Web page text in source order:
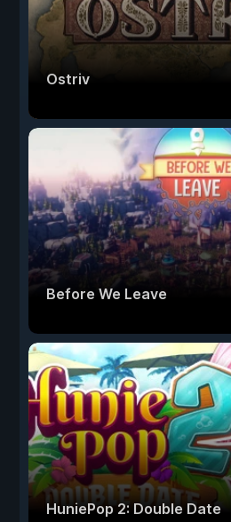
Ostriv
Before We Leave
HuniePop 2: Double Date